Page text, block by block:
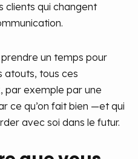
clients qui changent
un temps pour
atouts, tous ces
par exemple par une
ce qu’on fait bien —et qui
avec soi dans le futur.